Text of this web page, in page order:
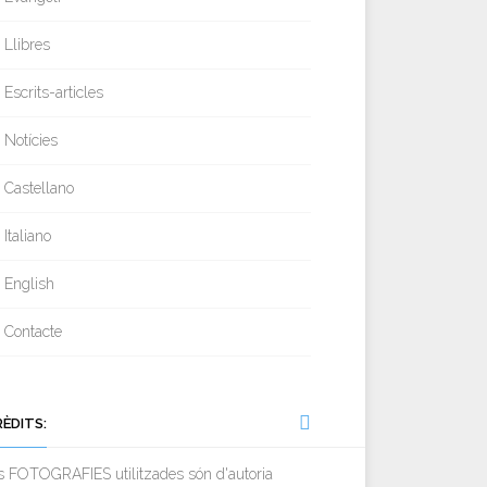
Llibres
Escrits-articles
Notícies
Castellano
Italiano
English
Contacte
FOTOGRAFIES utilitzades són d'autoria